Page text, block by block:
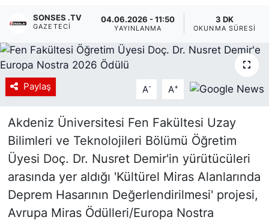
SONSES .TV
GAZETECI
04.06.2026 - 11:50
YAYINLANMA
3 DK
OKUNMA SÜRESI
Paylaş A- A+
Akdeniz Üniversitesi Fen Fakültesi Uzay
Bilimleri ve Teknolojileri Bölümü Öğretim
Üyesi Doç. Dr. Nusret Demir'in yürütücüleri
arasında yer aldığı 'Kültürel Miras Alanlarında
Deprem Hasarının Değerlendirilmesi' projesi,
Avrupa Miras Ödülleri/Europa Nostra
Haberde insan
Tanıtım